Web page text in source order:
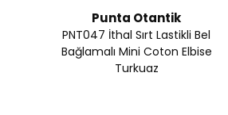
Punta Otantik
PNT047 İthal Sırt Lastikli Bel
Bağlamalı Mini Coton Elbise
Turkuaz